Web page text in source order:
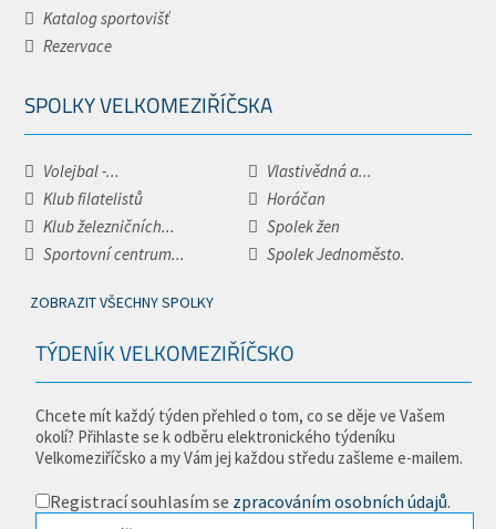
Katalog sportovišť
Rezervace
SPOLKY VELKOMEZIŘÍČSKA
Volejbal -...
Vlastivědná a...
Klub filatelistů
Horáčan
Klub železničních...
Spolek žen
Sportovní centrum...
Spolek Jednoměsto.
ZOBRAZIT VŠECHNY SPOLKY
TÝDENÍK VELKOMEZIŘÍČSKO
Chcete mít každý týden přehled o tom, co se děje ve Vašem
okolí? Přihlaste se k odběru elektronického týdeníku
Velkomeziříčsko a my Vám jej každou středu zašleme e-mailem.
Registrací souhlasím se zpracováním osobních údajů.